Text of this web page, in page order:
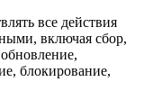
все действия
включая сбор,
блокирование,